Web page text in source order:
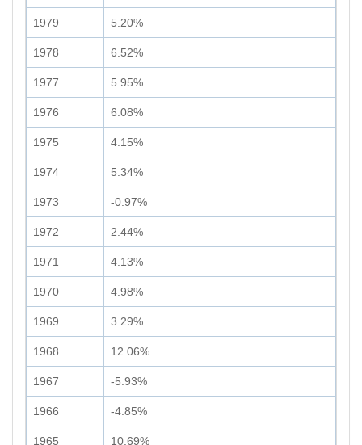
1979 5.20%
1978 6.52%
1977 5.95%
1976 6.08%
1975 4.15%
1974 5.34%
1973 -0.97%
1972 2.44%
1971 4.13%
1970 4.98%
1969 3.29%
1968 12.06%
1967 -5.93%
1966 -4.85%
1965 10.69%